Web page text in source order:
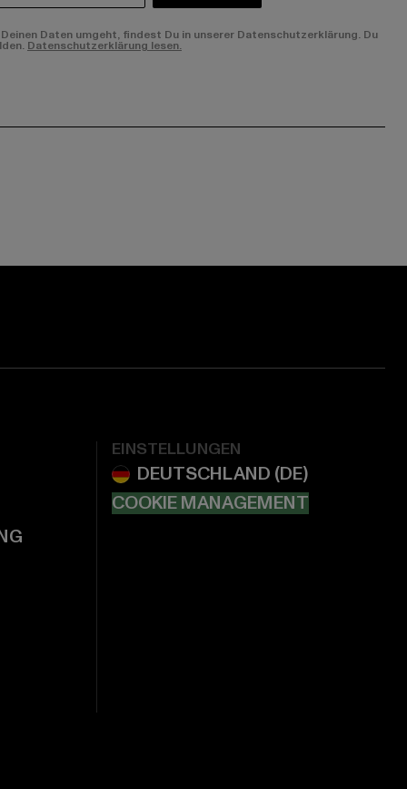
Daten umgeht, findest Du in unserer Datenschutzerklärung. Du
Datenschutzerklärung lesen.
EINSTELLUNGEN
COOKIE MANAGEMENT